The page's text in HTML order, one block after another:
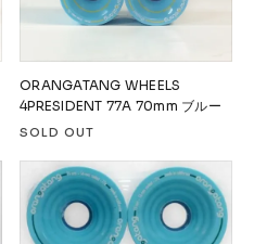
ORANGATANG WHEELS
4PRESIDENT 77A 70mm ブルー
SOLD OUT